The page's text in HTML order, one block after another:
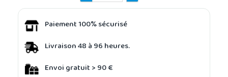
Paiement 100% sécurisé
Livraison 48 à 96 heures.
Envoi gratuit > 90 €